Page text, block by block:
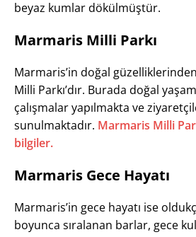
beyaz kumlar dökülmüştür.
Marmaris Milli Parkı
Marmaris’in doğal
Milli Parkı’dır. Burada doğal
çalışmalar yapılmakta ve
sunulmaktadır. Marmaris Milli
bilgiler.
Marmaris Gece Hayatı
Marmaris’in gece hayatı ise
boyunca sıralanan barlar, gece